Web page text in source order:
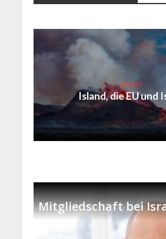
Israel
Island, die EU und
Mitgliedschaft bei